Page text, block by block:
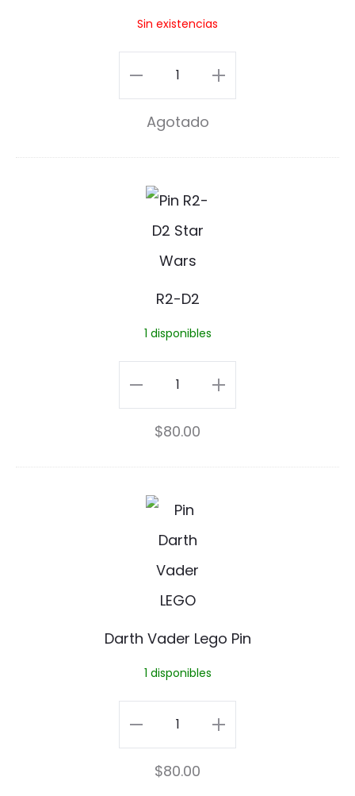
o
z
i
l
t
r
o
Sin existencias
Pin
Godzilla
Retro
cantidad
Agotado
R
2
-
R2-D2
1 disponibles
R2-
D2
cantidad
$80.00
D
a
r
t
a
e
r
Darth Vader Lego Pin
1 disponibles
Darth
Vader
Lego
$80.00